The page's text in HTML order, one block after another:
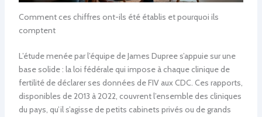
Comment ces chiffres ont-ils été établis et pourquoi ils
comptent
L’étude menée par l’équipe de James Dupree s’appuie sur une
base solide : la loi fédérale qui impose à chaque clinique de
fertilité de déclarer ses données de FIV aux CDC. Ces rapports,
disponibles de 2013 à 2022, couvrent l’ensemble des cliniques
du pays, qu’il s’agisse de petits cabinets privés ou de grands